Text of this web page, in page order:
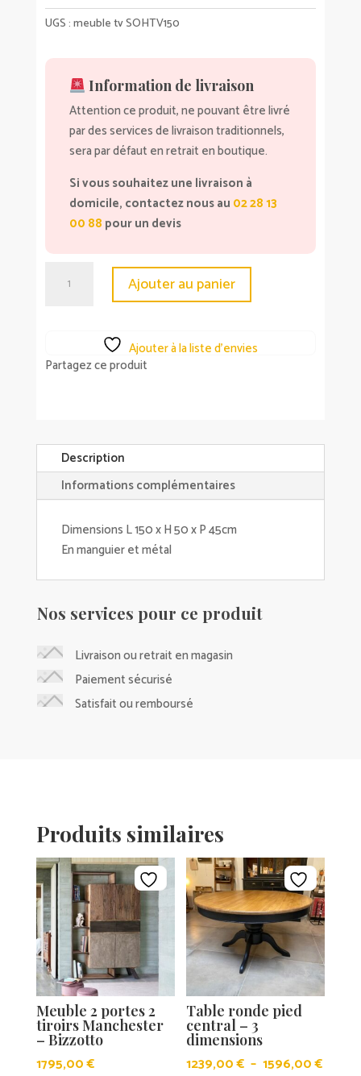
UGS :meuble tv SOHTV150
Information de livraison
Attention ce produit, ne pouvant être livré
par des services de livraison traditionnels,
sera par défaut en retrait en boutique.
Si vous souhaitez une livraison à
domicile, contactez nous au 02 28 13
00 88 pour un devis
tiroirs
Ajouter au panier
Ajouter à la liste d’envies
Partagez ce produit
Description
Informations complémentaires
Dimensions L 150 x H 50 x P 45cm
En manguier et métal
Nos services pour ce produit
Livraison ou retrait en magasin
Paiement sécurisé
Satisfait ou remboursé
Produits similaires
Meuble 2 portes 2
tiroirs Manchester
– Bizzotto
1795,00€
Table ronde pied
central – 3
dimensions
1239,00€ – 1596,00€Plage